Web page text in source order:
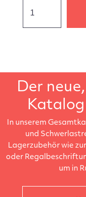
Der
In unserem
und
Lagerzubehör wie
oder
um in